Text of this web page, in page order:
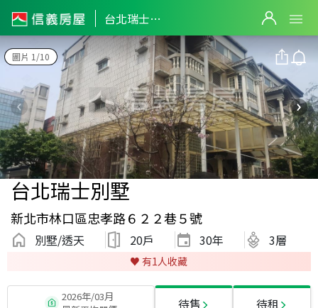
台北瑞士別墅
圖片 1/10
台北瑞士別墅
新北市林口區忠孝路６２２巷５號
別墅/透天 20戶 30年 3層
♥️ 有1 人收藏
2026年/03月
待售 待租